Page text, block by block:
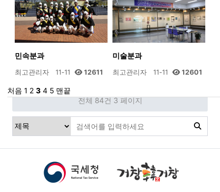
민속분과
최고관리자 11-11 12611
미술분과
최고관리자 11-11 12601
처음 1 2 3 4 5 맨끝
전체 84건 3 페이지